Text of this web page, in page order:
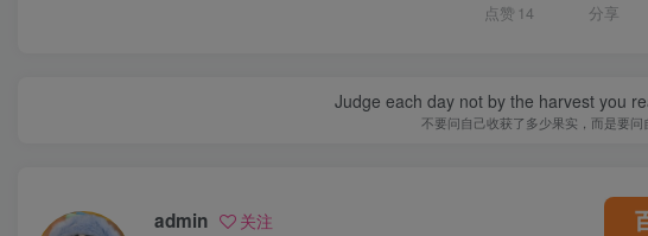
点赞 14 分享
Judge each day not by the harvest you
不要问自己收获了多少果实，而是要
admin 关注